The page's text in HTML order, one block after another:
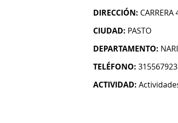
DIRECCIÓN:
CIUDAD: PASTO
DEPARTAMENTO:
TELÉFONO:
ACTIVIDAD: